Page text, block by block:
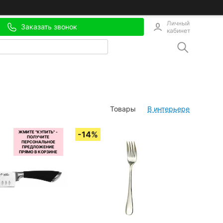
Заказать звонок
Личный
кабинет
Товары В интерьере